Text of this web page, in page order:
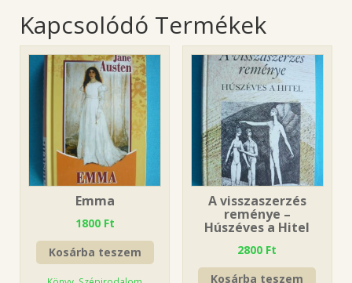
Kapcsolódó Termékek
Emma
1800 Ft
Kosárba teszem
A visszaszerzés
reménye –
Húszéves a Hitel
2800 Ft
Kosárba teszem